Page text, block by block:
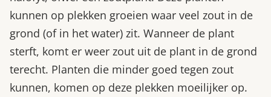
kunnen op plekken groeien waar veel zout in de
grond (of in het water) zit. Wanneer de plant
sterft, komt er weer zout uit de plant in de grond
terecht. Planten die minder goed tegen zout
kunnen, komen op deze plekken moeilijker op.